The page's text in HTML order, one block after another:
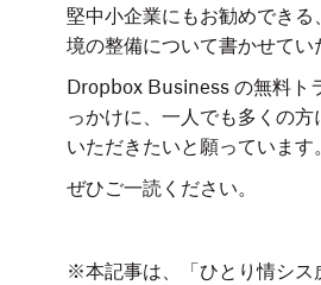
堅中小企業にもお勧めでき
境の整備について書かせて
Dropbox Business の無料ト
っかけに、一人でも多くの
いただきたいと願っています
ぜひご一読ください。
※本記事は、「ひとり情シス